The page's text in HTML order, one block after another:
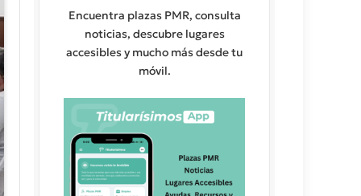
Encuentra plazas PMR, consulta
noticias, descubre lugares
accesibles y mucho más desde tu
móvil.